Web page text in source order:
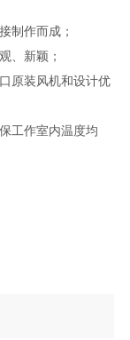
制作而成；
、新颖；
原装风机和设计优
工作室内温度均